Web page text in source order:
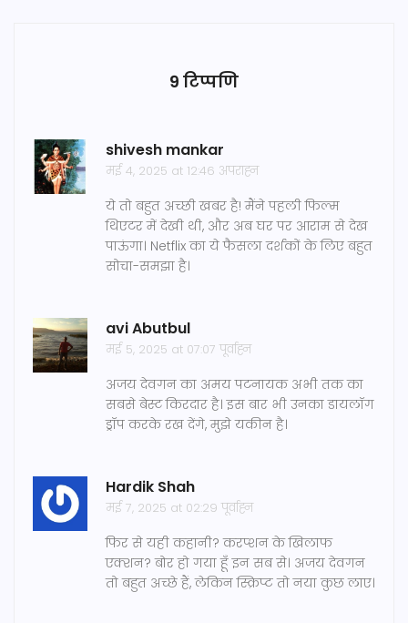
9 टिप्पणि
shivesh mankar
मई 4, 2025 at 12:46 अपराह्न
ये तो बहुत अच्छी खबर है! मैंने पहली फिल्म
थिएटर में देखी थी, और अब घर पर आराम से देख
पाऊंगा। Netflix का ये फैसला दर्शकों के लिए बहुत
सोचा-समझा है।
avi Abutbul
मई 5, 2025 at 07:07 पूर्वाह्न
अजय देवगन का अमय पटनायक अभी तक का
सबसे बेस्ट किरदार है। इस बार भी उनका डायलॉग
ड्रॉप करके रख देंगे, मुझे यकीन है।
Hardik Shah
मई 7, 2025 at 02:29 पूर्वाह्न
फिर से यही कहानी? करप्शन के खिलाफ
एक्शन? बोर हो गया हूँ इन सब से। अजय देवगन
तो बहुत अच्छे हैं, लेकिन स्क्रिप्ट तो नया कुछ लाए।